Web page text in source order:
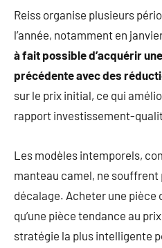
Reiss organise plusieurs
l’année, notamment en
à fait possible d’acquérir
précédente avec des
sur le prix initial, ce qui
rapport investissement-
Les modèles intemporels,
manteau camel, ne souffrent
décalage. Acheter une pièce
qu’une pièce tendance au
stratégie la plus intelligente